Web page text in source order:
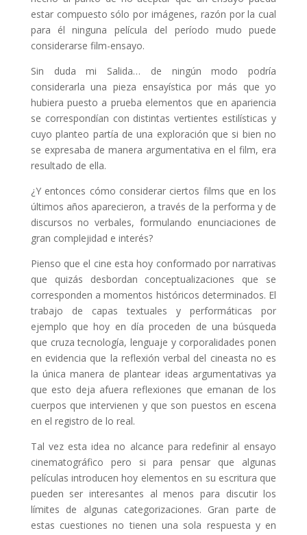
estar compuesto sólo por imágenes, razón por la cual
para él ninguna película del período mudo puede
considerarse film-ensayo.
Sin duda mi Salida… de ningún modo podría
considerarla una pieza ensayística por más que yo
hubiera puesto a prueba elementos que en apariencia
se correspondían con distintas vertientes estilísticas y
cuyo planteo partía de una exploración que si bien no
se expresaba de manera argumentativa en el film, era
resultado de ella.
¿Y entonces cómo considerar ciertos films que en los
últimos años aparecieron, a través de la performa y de
discursos no verbales, formulando enunciaciones de
gran complejidad e interés?
Pienso que el cine esta hoy conformado por narrativas
que quizás desbordan conceptualizaciones que se
corresponden a momentos históricos determinados. El
trabajo de capas textuales y performáticas por
ejemplo que hoy en día proceden de una búsqueda
que cruza tecnología, lenguaje y corporalidades ponen
en evidencia que la reflexión verbal del cineasta no es
la única manera de plantear ideas argumentativas ya
que esto deja afuera reflexiones que emanan de los
cuerpos que intervienen y que son puestos en escena
en el registro de lo real.
Tal vez esta idea no alcance para redefinir al ensayo
cinematográfico pero si para pensar que algunas
películas introducen hoy elementos en su escritura que
pueden ser interesantes al menos para discutir los
límites de algunas categorizaciones. Gran parte de
estas cuestiones no tienen una sola respuesta y en